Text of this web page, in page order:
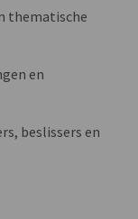
thematische
en
beslissers en